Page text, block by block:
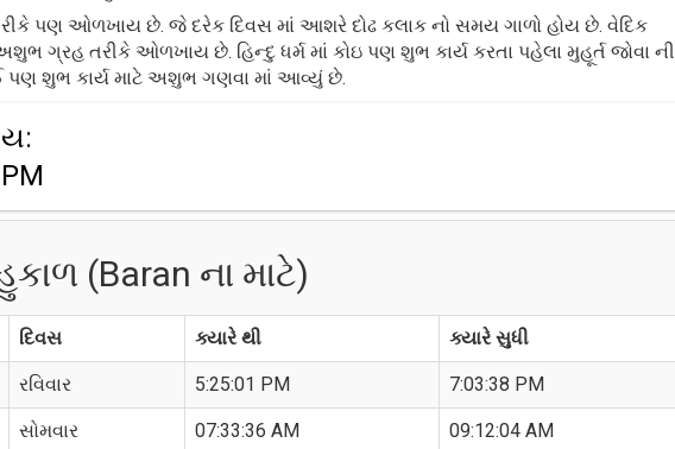
તરીકે પણ ઓળખાય છે. જે દરેક દિવસ માં આશરે દોઢ કલાક નો સમય ગાળો હોય છે. વેદિક
ગ્રહ તરીકે ઓળખાય છે. હિન્દુ ધર્મ માં કોઇ પણ શુભ કાર્ય કરતા પહેલા મુહૂર્ત જોવા ની
પણ શુભ કાર્ય માટે અશુભ ગણવા માં આવ્યું છે.
(Baran ના માટે)
દિવસ ક્યારે થી ક્યારે સુધી
રવિવાર 5:25:01 PM 7:03:38 PM
સોમવાર 07:33:36 AM 09:12:04 AM